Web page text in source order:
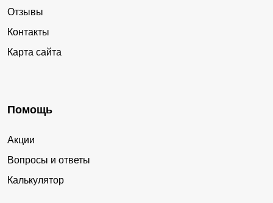
Отзывы
Контакты
Карта сайта
Помощь
Акции
Вопросы и ответы
Калькулятор